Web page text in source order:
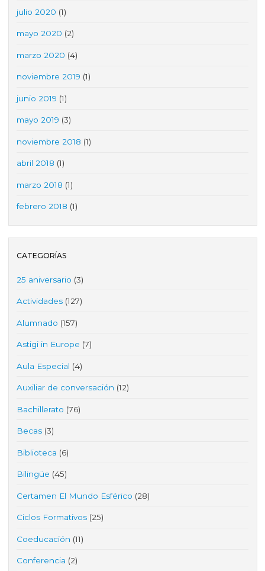
julio 2020 (1)
mayo 2020 (2)
marzo 2020 (4)
noviembre 2019 (1)
junio 2019 (1)
mayo 2019 (3)
noviembre 2018 (1)
abril 2018 (1)
marzo 2018 (1)
febrero 2018 (1)
CATEGORÍAS
25 aniversario (3)
Actividades (127)
Alumnado (157)
Astigi in Europe (7)
Aula Especial (4)
Auxiliar de conversación (12)
Bachillerato (76)
Becas (3)
Biblioteca (6)
Bilingüe (45)
Certamen El Mundo Esférico (28)
Ciclos Formativos (25)
Coeducación (11)
Conferencia (2)